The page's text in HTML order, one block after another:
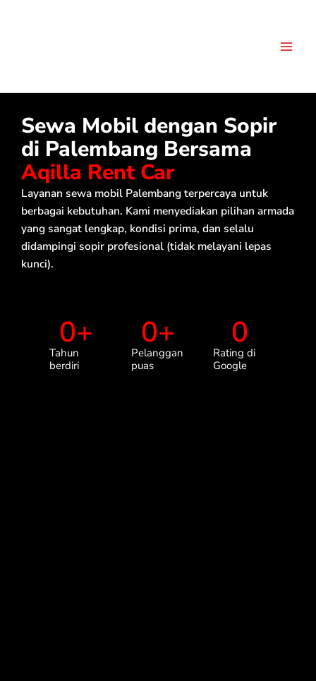
Sewa Mobil dengan Sopir
di Palembang Bersama
Aqilla Rent Car
Layanan sewa mobil Palembang terpercaya untuk
berbagai kebutuhan. Kami menyediakan pilihan armada
yang sangat lengkap, kondisi prima, dan selalu
didampingi sopir profesional (tidak melayani lepas
kunci).
Tahun
berdiri
0+
Pelanggan
puas
0+
Rating di
Google
0